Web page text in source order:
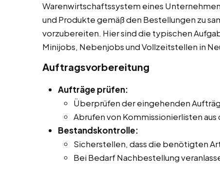
Warenwirtschaftssystem eines
und Produkte gemäß den Bestellungen zu
vorzubereiten. Hier sind die typischen
Minijobs, Nebenjobs und Vollzeitstellen in
Auftragsvorbereitung
Aufträge prüfen:
Überprüfen der eingehenden
Abrufen von Kommissionierlisten
Bestandskontrolle:
Sicherstellen, dass die benötigten
Bei Bedarf Nachbestellung